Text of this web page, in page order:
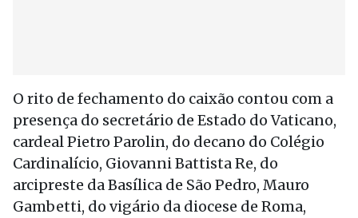
O rito de fechamento do caixão contou com a
presença do secretário de Estado do Vaticano,
cardeal Pietro Parolin, do decano do Colégio
Cardinalício, Giovanni Battista Re, do
arcipreste da Basílica de São Pedro, Mauro
Gambetti, do vigário da diocese de Roma,